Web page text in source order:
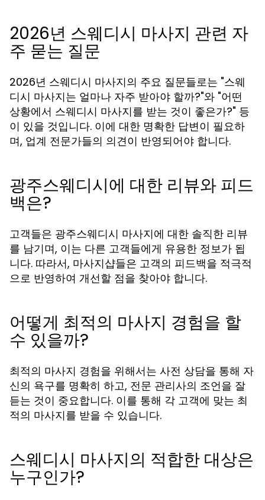
2026년 스웨디시 마사지 관련 자
주 묻는 질문
2026년 스웨디시 마사지의 주요 질문들로는 "스웨
디시 마사지는 얼마나 자주 받아야 할까?"와 "어떤
상황에서 스웨디시 마사지를 받는 것이 좋은가?" 등
이 있을 것입니다. 이에 대한 명확한 답변이 필요하
며, 업계 전문가들의 의견이 반영되어야 합니다.
광주스웨디시에 대한 리뷰와 피드
백은?
고객들은 광주스웨디시 마사지에 대한 솔직한 리뷰
를 남기며, 이는 다른 고객들에게 유용한 정보가 됩
니다. 따라서, 마사지샵들은 고객의 피드백을 적극적
으로 반영하여 개선할 점을 찾아야 합니다.
어떻게 최적의 마사지 경험을 할
수 있을까?
최적의 마사지 경험을 위해서는 사전 상담을 통해 자
신의 욕구를 명확히 하고, 전문 관리사의 조언을 잘
듣는 것이 중요합니다. 이를 통해 각 고객에 맞는 최
적의 마사지를 받을 수 있습니다.
스웨디시 마사지의 적합한 대상은
누구인가?